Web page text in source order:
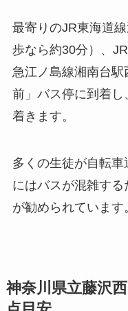
最寄りのJR東海道
歩なら約30分）、
急江ノ島線湘南台
前」バス停に到着
着きます。
多くの生徒が自転
にはバスが混雑す
が勧められています
神奈川県立藤沢